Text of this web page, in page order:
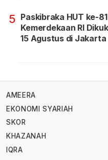
5 Paskibraka HUT ke-81
Kemerdekaan RI
15 Agustus di Jakarta
AMEERA
EKONOMI SYARIAH
SKOR
KHAZANAH
IQRA